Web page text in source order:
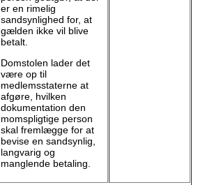
er en rimelig
sandsynlighed for, at
gælden ikke vil blive
betalt.
Domstolen lader det
være op til
medlemsstaterne at
afgøre, hvilken
dokumentation den
momspligtige person
skal fremlægge for at
bevise en sandsynlig,
langvarig og
manglende betaling.